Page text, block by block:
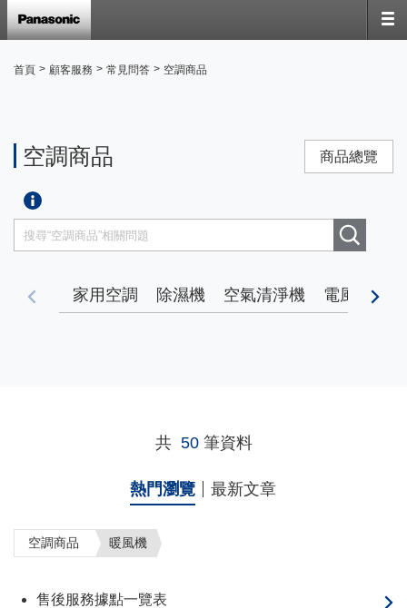
首頁 > 顧客服務 > 常見問答 > 空調商品
空調商品 商品總覽
家用空調 除濕機 空氣清淨機 電風扇
共 50 筆資料
熱門瀏覽 最新文章
空調商品 暖風機
售後服務據點一覽表